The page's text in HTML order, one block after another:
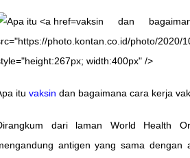
vaksin dan
photo.kontan.co.id/photo/2020/
width:400px" />
itu vaksin dan bagaimana cara kerja
dari laman World Health
antigen yang sama dengan